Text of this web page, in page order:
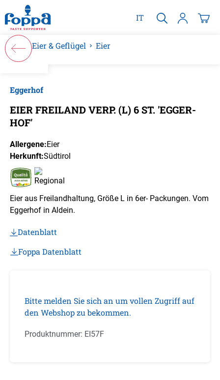
springen
IT
Eier & Geflügel Eier
Eggerhof
EIER FREILAND VERP. (L) 6 ST. 'EGGER-
HOF'
Allergene:Eier
Herkunft:Südtirol
Eier aus Freilandhaltung, Größe L in 6er- Packungen. Vom
Eggerhof in Aldein.
Datenblatt
Foppa Datenblatt
Bitte melden Sie sich an um vollen Zugriff auf
den Webshop zu bekommen.
Produktnummer: EI57F